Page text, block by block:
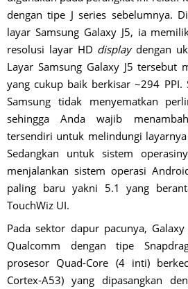
dengan tipe J series sebelumnya.
layar Samsung Galaxy J5, ia
resolusi layar HD displaydengan
Layar Samsung Galaxy J5 tersebut
yang cukup baik berkisar ~294 PPI.
Samsung tidak menyematkan
sehingga Anda wajib
tersendiri untuk melindungi
Sedangkan untuk sistem
menjalankan sistem operasi
paling baru yakni 5.1 yang
TouchWiz UI.
Pada sektor dapur pacunya,
Qualcomm dengan tipe
prosesor Quad-Core (4 inti)
Cortex-A53) yang dipasangkan